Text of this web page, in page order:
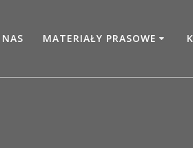
MATERIAŁY PRASOWE